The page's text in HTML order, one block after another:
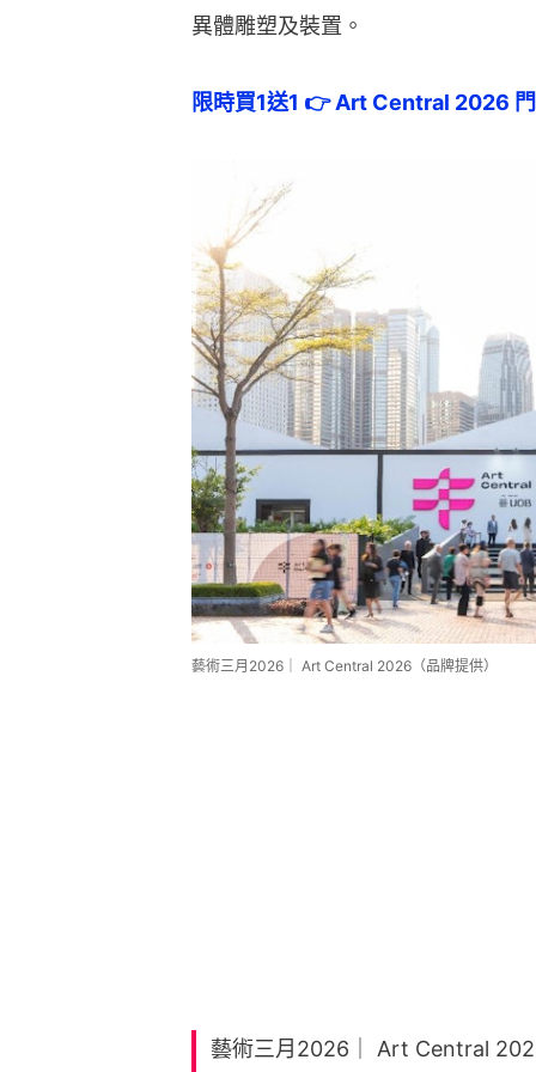
異體雕塑及裝置。
限時買1送1 👉 Art Central 2026
藝術三月2026｜ Art Central 2026（品牌提供）
藝術三月2026｜ Art Central